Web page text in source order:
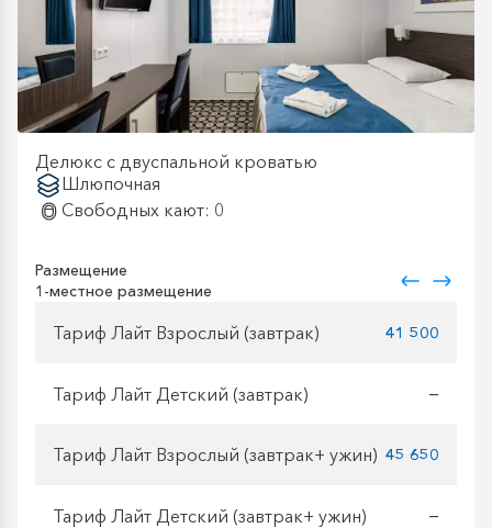
Делюкс с двуспальной кроватью
Шлюпочная
Свободных кают: 0
Размещение
1-местное размещение
Тариф Лайт Взрослый (завтрак) 41 500
Тариф Лайт Детский (завтрак) —
Тариф Лайт Взрослый (завтрак+ ужин) 45 650
Тариф Лайт Детский (завтрак+ ужин) —